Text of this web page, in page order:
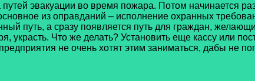
эвакуации во время пожара. Потом начинается
из оправданий – исполнение охранных
путь, а сразу появляется путь для граждан,
украсть. Что же делать? Установить еще кассу или
не очень хотят этим заниматься, дабы не